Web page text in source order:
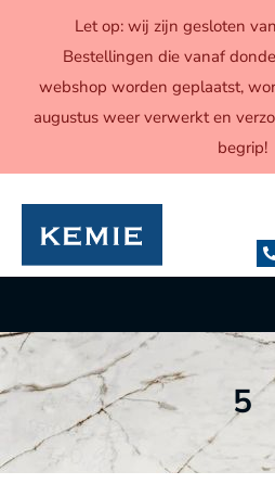
5
Let op: wij zijn gesloten
Bestellingen die vanaf
webshop worden geplaatst,
augustus weer verwerkt en
begrip!